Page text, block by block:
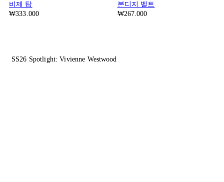
비제 탑
₩333.000
본디지 벨트
₩267.000
SS26 Spotlight: Vivienne Westwood